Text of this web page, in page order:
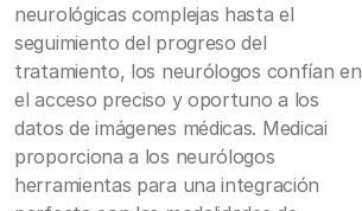
neurológicas complejas hasta el
seguimiento del progreso del
tratamiento, los neurólogos confían en
el acceso preciso y oportuno a los
datos de imágenes médicas. Medicai
proporciona a los neurólogos
herramientas para una integración